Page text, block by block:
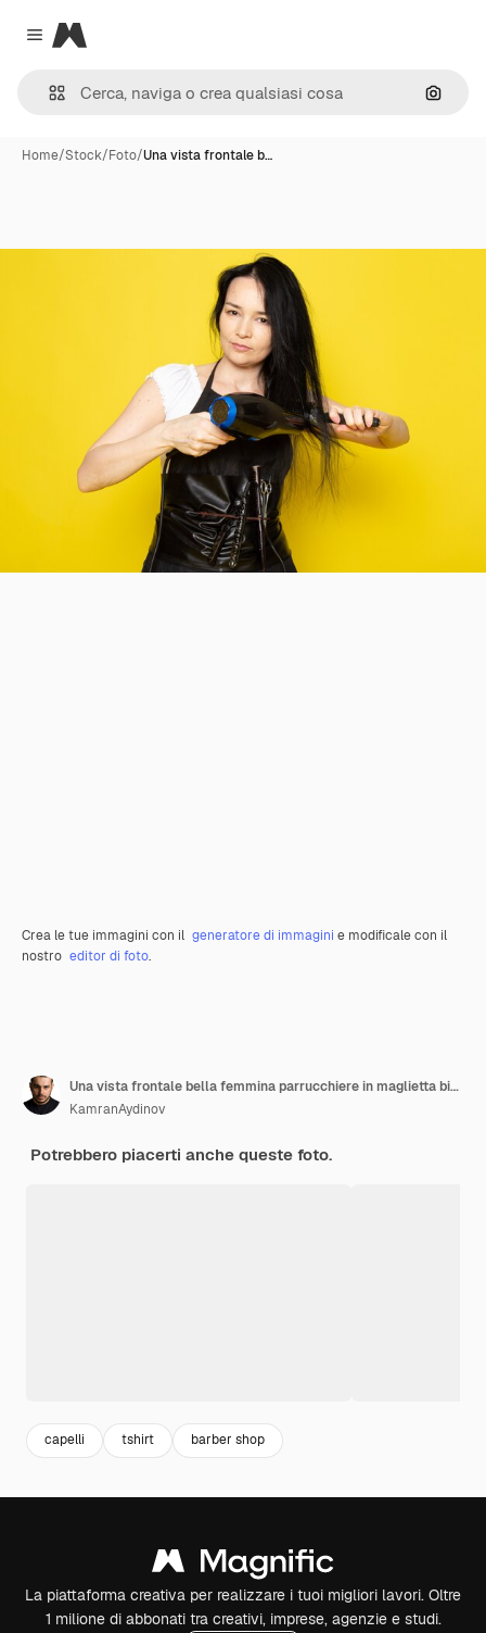
Close menu
Magnific
Cerca
Home/Stock/Foto/Una vista frontale b…
Crea le tue immagini con il generatore di immagini e modificale con il
nostro editor di foto.
Una vista frontale bella femmina parrucchiere in maglietta bianca mantello nero con spazzole con asciugatura dei capelli lavati spazzolando i capelli in posa sullo sfondo giallo stilista parrucchiere
KamranAydinov
Potrebbero piacerti anche queste foto.
capelli tshirt barber shop
La piattaforma creativa per realizzare i tuoi migliori lavori. Oltre
1 milione di abbonati tra creativi, imprese, agenzie e studi.